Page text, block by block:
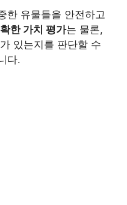
한 유물들을 안전하고
한 가치 평가는 물론,
있는지를 판단할 수
다.